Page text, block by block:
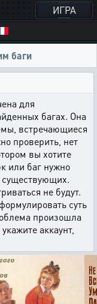
ИГРА
баги
для
багах. Она
встречающиеся
проверить, нет
вы хотите
или баг нужно
существующих.
не будут.
суть
произошла
аккаунт,